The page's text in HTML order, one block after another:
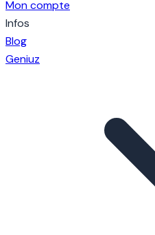
Mon compte
Infos
Blog
Geniuz